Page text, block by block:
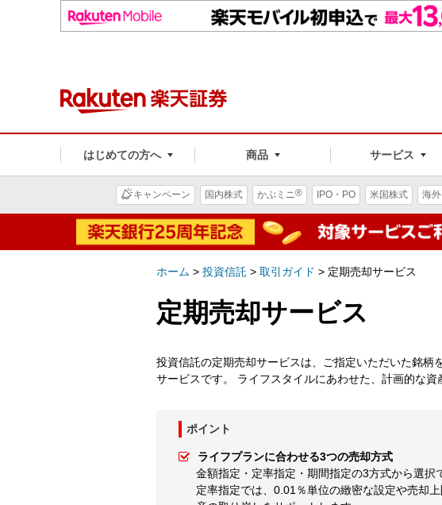
はじめての方へ 商品 サービス
キャンペーン 国内株式 かぶミニ® IPO・PO 米国株式 海
ホーム > 投資信託 > 取引ガイド > 定期売却サービス
定期売却サービス
投資信託の定期売却サービスは、ご指定いただいた銘
サービスです。 ライフスタイルにあわせた、計画的な資
ポイント
ライフプランに合わせる3つの売却方式
金額指定・定率指定・期間指定の3方式から選択
定率指定では、0.01％単位の緻密な設定や売却